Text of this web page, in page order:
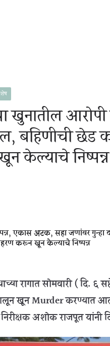
बहिणीची छेड
केल्याचे निष्पन्न
एकास अटक, सहा जणांवर गुन्हा
करून खून केल्याचे निष्पन्न
रागात सोमवारी ( दि. ६
खून Murder करण्यात
अशोक राजपूत यांनी